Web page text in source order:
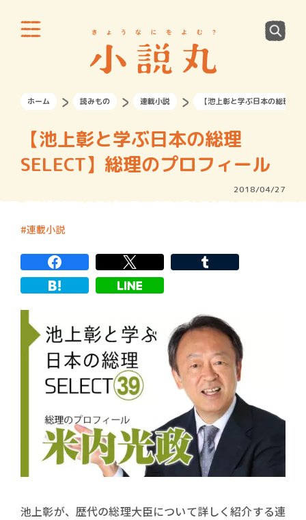
ホーム 読みもの 連載小説 【池上彰と学ぶ日本の総理
【池上彰と学ぶ日本の総理
SELECT】総理のプロフィール
2018/04/27
連載小説
池上彰が、歴代の総理大臣について詳しく紹介する連